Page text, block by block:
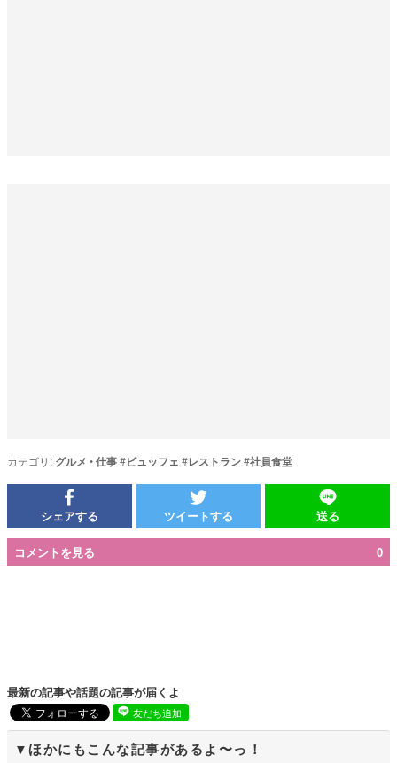
カテゴリ: グルメ •仕事#ビュッフェ #レストラン#社員食堂
シェアする ツイートする 送る
コメントを見る 0
最新の記事や話題の記事が届くよ
友だち追加
ほかにもこんな記事があるよ〜っ！